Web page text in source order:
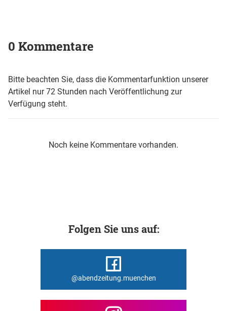
0 Kommentare
Bitte beachten Sie, dass die Kommentarfunktion unserer
Artikel nur 72 Stunden nach Veröffentlichung zur
Verfügung steht.
Noch keine Kommentare vorhanden.
Folgen Sie uns auf:
@abendzeitung.muenchen